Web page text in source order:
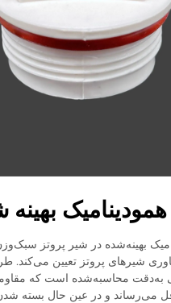
بهینه‌شده در شیر پروتز
شیرهای پروتز تعیین می‌کند.
به‌دقت محاسبه‌شده است که
می‌رساند و در عین حال بسته